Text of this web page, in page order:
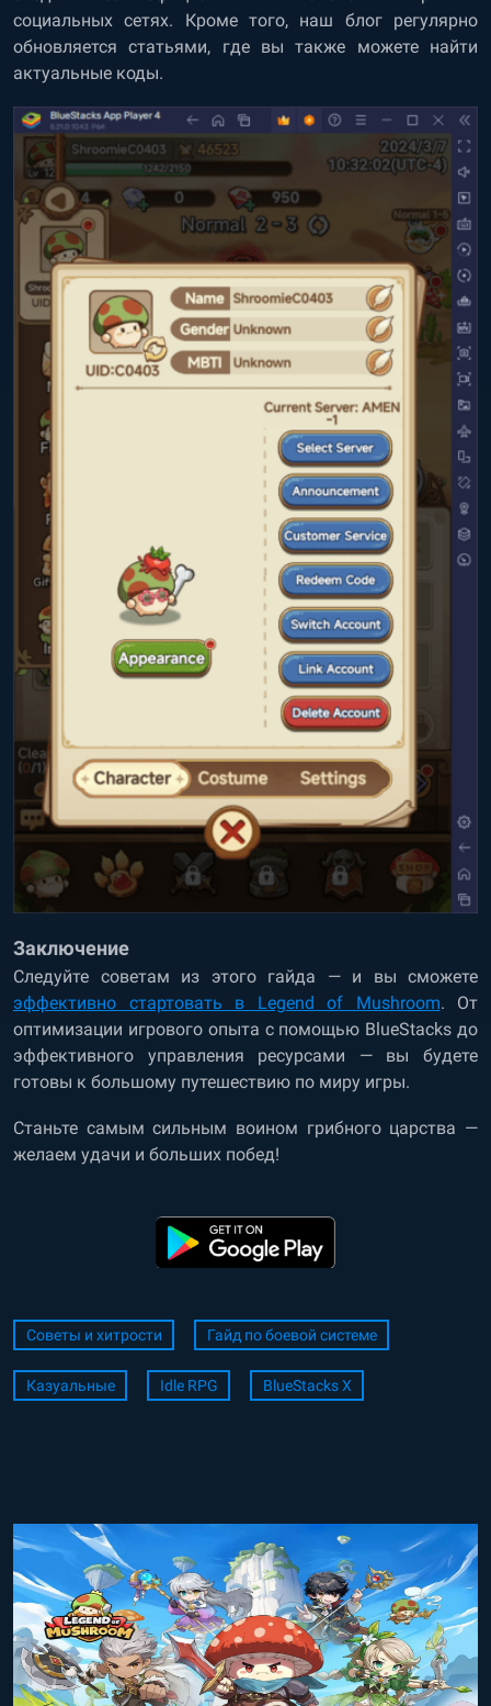
социальных сетях. Кроме того, наш блог регулярно
обновляется статьями, где вы также можете найти
актуальные коды.
Заключение
Следуйте советам из этого гайда — и вы сможете
эффективно стартовать в Legend of Mushroom. От
оптимизации игрового опыта с помощью BlueStacks до
эффективного управления ресурсами — вы будете
готовы к большому путешествию по миру игры.
Станьте самым сильным воином грибного царства —
желаем удачи и больших побед!
Советы и хитрости Гайд по боевой системе
Казуальные Idle RPG BlueStacks X